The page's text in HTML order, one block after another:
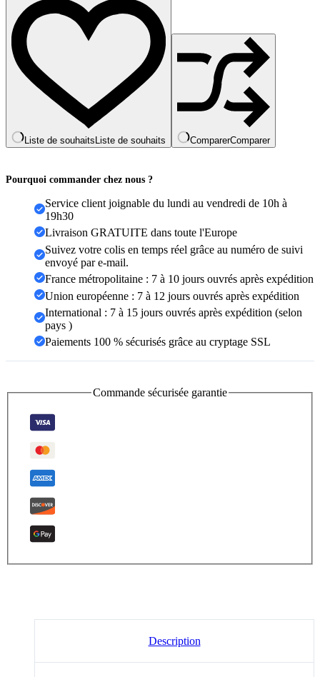
moyenne
sans
couture,
sous-
vêtements
antibactériens
façonnant,
couverture
pantalon
de
abdominale
des
Liste de souhaits Liste de souhaits ComparerComparer
Pourquoi commander chez nous ?
Service client joignable du lundi au vendredi de 10h à
19h30
Livraison GRATUITE dans toute l'Europe
Suivez votre colis en temps réel grâce au numéro de suivi
envoyé par e-mail.
France métropolitaine : 7 à 10 jours ouvrés après expédition
Union européenne : 7 à 12 jours ouvrés après expédition
International : 7 à 15 jours ouvrés après expédition (selon
pays )
Paiements 100 % sécurisés grâce au cryptage SSL
Commande sécurisée garantie
Description